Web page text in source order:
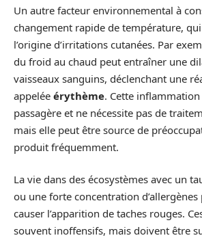
Un autre facteur environnemental à
changement rapide de température,
l’origine d’irritations cutanées. Par
du froid au chaud peut entraîner une
vaisseaux sanguins, déclenchant une
appelée érythème. Cette
passagère et ne nécessite pas de
mais elle peut être source de
produit fréquemment.
La vie dans des écosystèmes avec un
ou une forte concentration
causer l’apparition de taches rouges.
souvent inoffensifs, mais doivent être